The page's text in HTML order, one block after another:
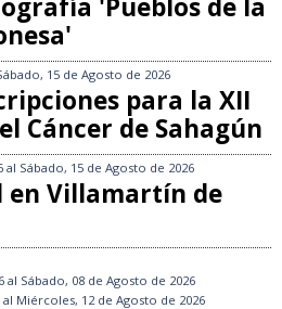
'Pueblos de la
15 de Agosto de 2026
para la XII
Cáncer de Sahagún
al Sábado, 15 de Agosto de 2026
en Villamartín de
al Sábado, 08 de Agosto de 2026
al Miércoles, 12 de Agosto de 2026